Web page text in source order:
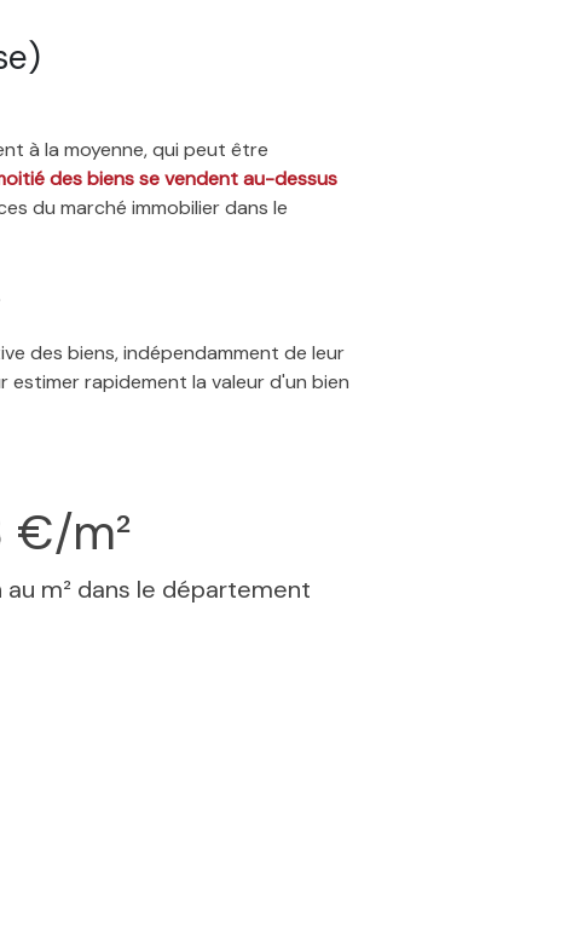
à la moyenne, qui peut être
des biens se vendent au-dessus
du marché immobilier dans le
des biens, indépendamment de leur
rapidement la valeur d'un bien
€/m²
au m² dans le département